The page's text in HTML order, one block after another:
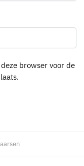
browser voor de